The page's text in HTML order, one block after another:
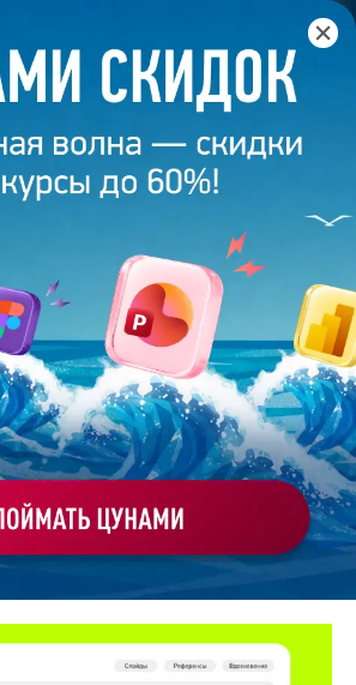
7 355
РЕФЕРЕНСЫ ДЛЯ
Малик
автор и редактор